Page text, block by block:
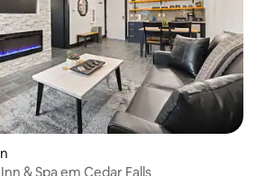
& Spa em Cedar Falls